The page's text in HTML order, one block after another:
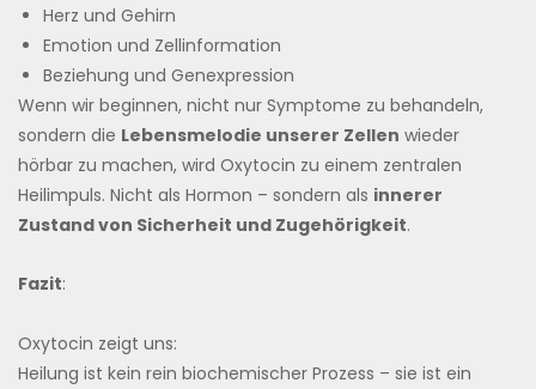
Herz und Gehirn
Emotion und Zellinformation
Beziehung und Genexpression
Wenn wir beginnen, nicht nur Symptome zu behandeln,
sondern die Lebensmelodie unserer Zellen wieder
hörbar zu machen, wird Oxytocin zu einem zentralen
Heilimpuls. Nicht als Hormon – sondern als innerer
Zustand von Sicherheit und Zugehörigkeit.
Fazit:
Oxytocin zeigt uns:
Heilung ist kein rein biochemischer Prozess – sie ist ein